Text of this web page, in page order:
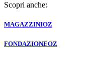
Scopri anche:
MAGAZZINIOZ
FONDAZIONEOZ